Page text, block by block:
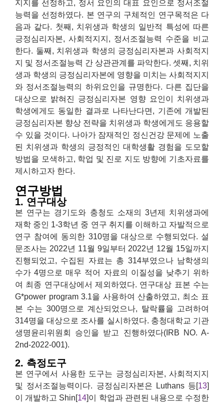
지지를 선정하고, 정서 요인의 대표 요인으로 정서조절
능력을 선정하였다. 본 연구의 구체적인 연구목적은 다
음과 같다. 첫째, 치위생과 학생의 일반적 특성에 따른
긍정심리자본, 사회적지지, 정서조절능력 수준을 비교
한다. 둘째, 치위생과 학생의 긍정심리자본과 사회적지
지 및 정서조절능력 간 상관관계를 파악한다. 셋째, 치위
생과 학생의 긍정심리자본에 영향을 미치는 사회적지지
와 정서조절능력의 하위요인을 규명한다. 다른 집단을
대상으로 밝혀진 긍정심리자본 영향 요인이 치위생과
학생에게도 동일한 결과로 나타난다면, 기존에 개발된
긍정심리자본 향상 전략을 치위생과 학생에게도 응용할
수 있을 것이다. 나아가 잠재적인 정신건강 문제에 노출
된 치위생과 학생의 긍정적인 대학생활 경험을 도모할
방법을 모색하고, 학업 및 진로 지도 방향에 기초자료를
제시하고자 한다.
연구방법
1. 연구대상
본 연구는 경기도와 충청도 소재의 3년제 치위생과에
재학 중인 1-3학년 중 연구 취지를 이해하고 자발적으로
연구 참여에 동의한 310명을 대상으로 수행되었다. 설
문조사는 2022년 11월 9일부터 2022년 12월 15일까지
진행되었고, 수집된 자료는 총 314부였으나 남학생의
수가 4명으로 매우 적어 자료의 이질성을 낮추기 위하
여 최종 연구대상에서 제외하였다. 연구대상 표본 수는
G*power program 3.1을 사용하여 산출하였고, 최소 표
본 수는 300명으로 계산되었으나, 탈락률을 고려하여
314명을 대상으로 조사를 실시하였다. 충청대학교 기관
생명윤리위원회 승인을 받고 진행하였다(IRB NO. A-
2nd-2022-001).
2. 측정도구
본 연구에서 사용한 도구는 긍정심리자본, 사회적지지
및 정서조절능력이다. 긍정심리자본은 Luthans 등[13]
이 개발하고 Shin[14]이 학업과 관련된 내용으로 수정한